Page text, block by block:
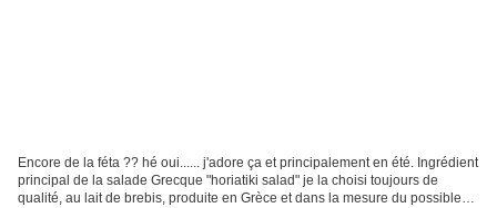
Encore de la féta ?? hé oui...... j'adore ça et principalement en été. Ingrédient
principal de la salade Grecque "horiatiki salad" je la choisi toujours de
qualité, au lait de brebis, produite en Grèce et dans la mesure du possible